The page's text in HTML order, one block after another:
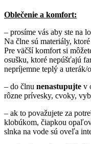
Oblečenie a komfort:
– prosíme vás aby ste na
Na člne sú materiály,
Pre väčší komfort si
osušku, ktoré nepúšťajú
nepríjemne teplý a
– do člnu nenastupujte v
rôzne prívesky, cvoky,
– ak to považujete za
klobúkom, čiapkou
slnka na vode sú oveľa